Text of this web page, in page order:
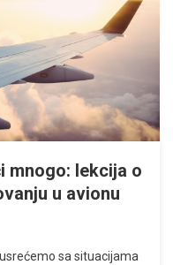
mnogo: lekcija o
u avionu
sa situacijama